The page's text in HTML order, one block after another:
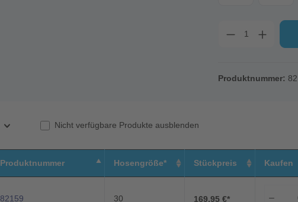
Produktnummer:
Nicht verfügbare Produkte ausblenden
Produktnummer Hosengröße* Stückpreis Kaufen
82159 30 169,95 €*